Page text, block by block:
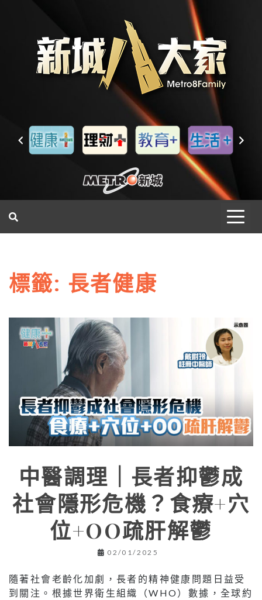
標籤: 長者健康
中醫調理｜長者抑鬱成
社會隱形危機？食療+穴
位+OO疏肝解鬱
02/01/2025
隨著社會老齡化加劇，長者的精神健康問題日益受
到關注。根據世界衛生組織（WHO）數據，全球約